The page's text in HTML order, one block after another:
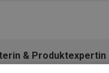
& Produktexpertin